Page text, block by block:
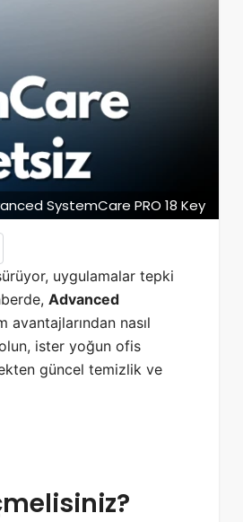
SystemCare PRO 18 Key
sürüyor, uygulamalar tepki
Advanced
avantajlarından nasıl
ister yoğun ofis
güncel temizlik ve